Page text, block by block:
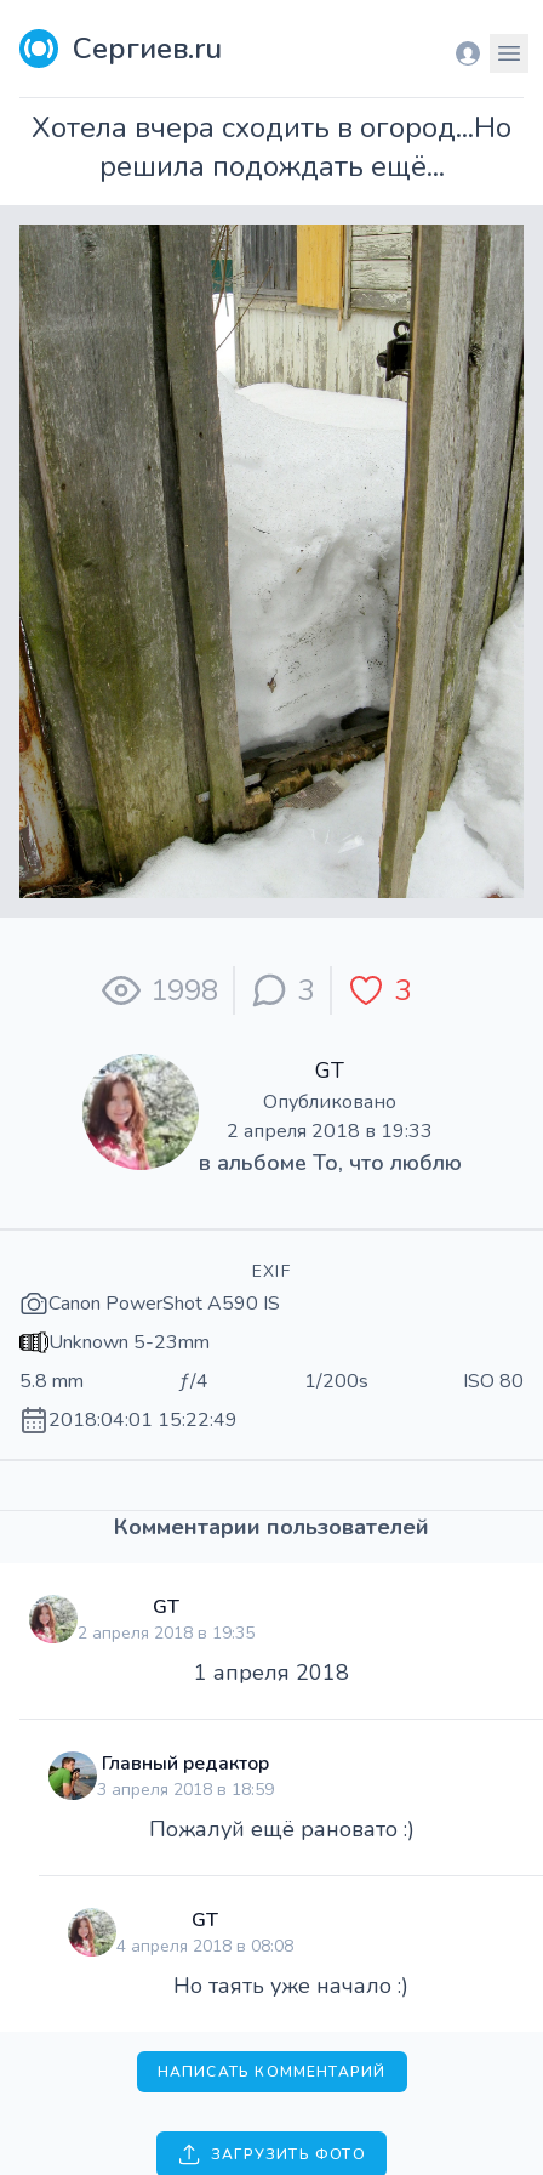
Сергиев.ru Вход
Хотела вчера сходить в огород...Но
решила подождать ещё...
1998 3 3
GT
Опубликовано
2 апреля 2018 в 19:33
в альбоме То, что люблю
EXIF
Canon PowerShot A590 IS
Unknown 5-23mm
5.8 mm
ƒ/4 1/200s
ISO 80
2018:04:01 15:22:49
Комментарии пользователей
GT
2 апреля 2018 в 19:35
1 апреля 2018
Главный редактор
3 апреля 2018 в 18:59
Пожалуй ещё рановато :)
GT
4 апреля 2018 в 08:08
Но таять уже начало :)
НАПИСАТЬ КОММЕНТАРИЙ
ЗАГРУЗИТЬ ФОТО